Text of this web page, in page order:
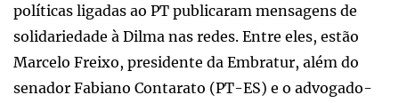
políticas ligadas ao PT publicaram mensagens de
solidariedade à Dilma nas redes. Entre eles, estão
Marcelo Freixo, presidente da Embratur, além do
senador Fabiano Contarato (PT-ES) e o advogado-